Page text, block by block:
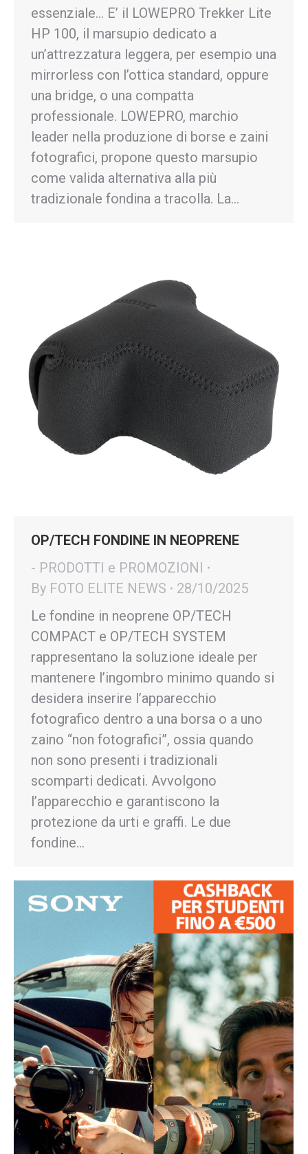
essenziale… E’ il LOWEPRO Trekker Lite
HP 100, il marsupio dedicato a
un’attrezzatura leggera, per esempio una
mirrorless con l’ottica standard, oppure
una bridge, o una compatta
professionale. LOWEPRO, marchio
leader nella produzione di borse e zaini
fotografici, propone questo marsupio
come valida alternativa alla più
tradizionale fondina a tracolla. La…
OP/TECH FONDINE IN NEOPRENE
- PRODOTTI e PROMOZIONI
By FOTO ELITE NEWS
28/10/2025
Le fondine in neoprene OP/TECH
COMPACT e OP/TECH SYSTEM
rappresentano la soluzione ideale per
mantenere l’ingombro minimo quando si
desidera inserire l’apparecchio
fotografico dentro a una borsa o a uno
zaino “non fotografici”, ossia quando
non sono presenti i tradizionali
scomparti dedicati. Avvolgono
l’apparecchio e garantiscono la
protezione da urti e graffi. Le due
fondine…